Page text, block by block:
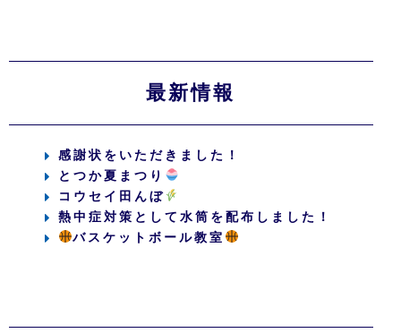
最新情報
感謝状をいただきました！
とつか夏まつり
コウセイ田んぼ
熱中症対策として水筒を配布しました！
バスケットボール教室